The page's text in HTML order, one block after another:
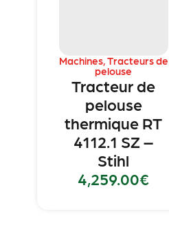
Machines, Tracteurs de
pelouse
Tracteur de
pelouse
thermique RT
4112.1 SZ –
Stihl
4,259.00€